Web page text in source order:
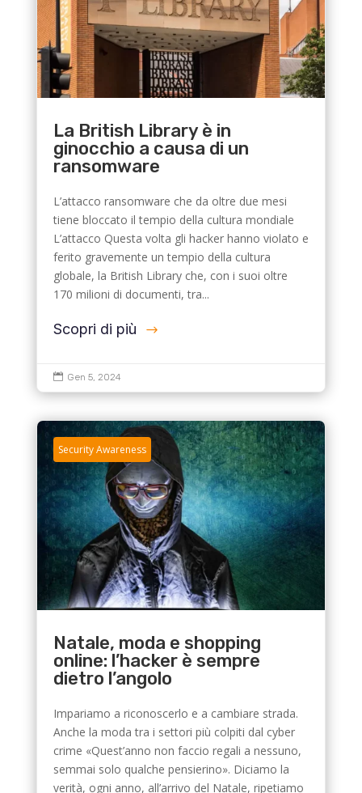
La British Library è in
ginocchio a causa di un
ransomware
L’attacco ransomware che da oltre due mesi
tiene bloccato il tempio della cultura mondiale
L’attacco Questa volta gli hacker hanno violato e
ferito gravemente un tempio della cultura
globale, la British Library che, con i suoi oltre
170 milioni di documenti, tra...
Scopri di più
 Gen 5, 2024
Security Awareness
Natale, moda e shopping
online: l’hacker è sempre
dietro l’angolo
Impariamo a riconoscerlo e a cambiare strada.
Anche la moda tra i settori più colpiti dal cyber
crime «Quest’anno non faccio regali a nessuno,
semmai solo qualche pensierino». Diciamo la
verità, ogni anno, all’arrivo del Natale, ripetiamo